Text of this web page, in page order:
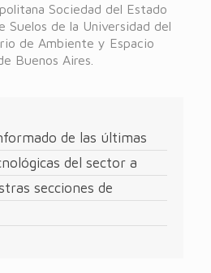
Sociedad del Estado
Suelos de la Universidad del
de Ambiente y Espacio
Buenos Aires.
de las últimas
del sector a
secciones de